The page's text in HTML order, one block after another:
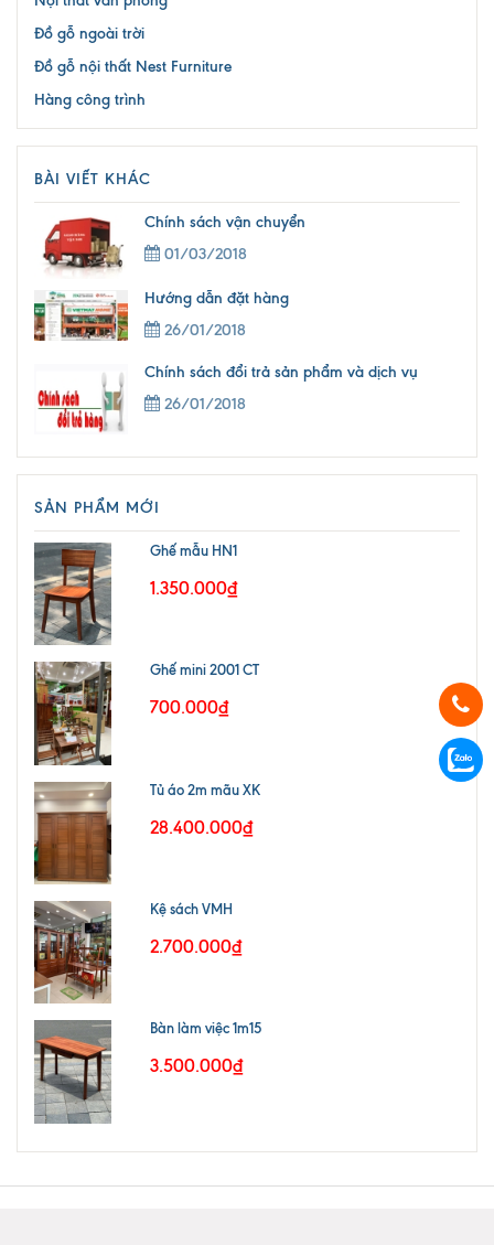
Đồ gỗ ngoài trời
Đồ gỗ nội thất Nest Furniture
Hàng công trình
BÀI VIẾT KHÁC
Chính sách vận chuyển
01/03/2018
Hướng dẫn đặt hàng
26/01/2018
Chính sách đổi trả sản phẩm và dịch vụ
26/01/2018
SẢN PHẨM MỚI
Ghế mẫu HN1
1.350.000₫
Ghế mini 2001 CT
700.000₫
Tủ áo 2m mãu XK
28.400.000₫
Kệ sách VMH
2.700.000₫
Bàn làm việc 1m15
3.500.000₫